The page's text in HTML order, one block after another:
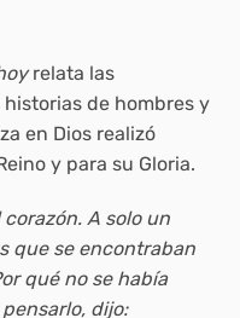
relata las
de hombres y
en Dios realizó
y para su Gloria.
A solo un
que se encontraban
qué no se había
dijo: